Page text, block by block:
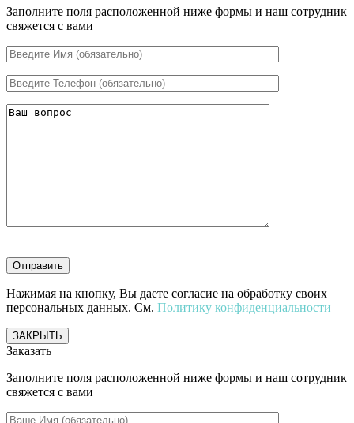
Заполните поля расположенной ниже формы и наш сотрудник
свяжется с вами
Нажимая на кнопку, Вы даете согласие на обработку своих
персональных данных. См. Политику конфиденциальности
ЗАКРЫТЬ
Заказать
Заполните поля расположенной ниже формы и наш сотрудник
свяжется с вами